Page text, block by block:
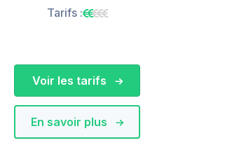
Tarifs :
En savoir plus
Voir les tarifs